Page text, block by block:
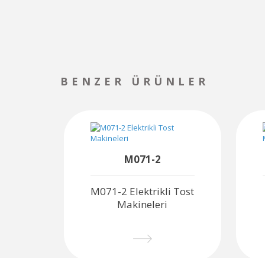
BENZER ÜRÜNLER
M071-2
M071-2 Elektrikli Tost
Makineleri